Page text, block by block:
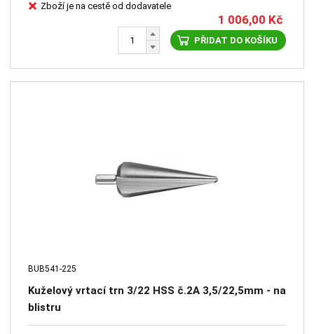
Zboží je na cestě od dodavatele
1 006,00 Kč
PŘIDAT DO KOŠÍKU
BUB541-225
Kuželový vrtací trn 3/22 HSS č.2A 3,5/22,5mm - na
blistru